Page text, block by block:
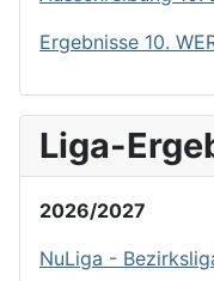
Ergebnisse 10.
Liga-
2026/2027
NuLiga -